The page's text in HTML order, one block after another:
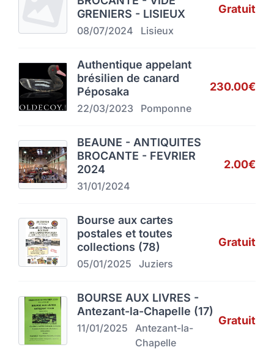
GRENIERS - LISIEUX
08/07/2024 Lisieux
Gratuit
Authentique appelant
brésilien de canard
Péposaka
22/03/2023 Pomponne
230.00€
BEAUNE - ANTIQUITES
BROCANTE - FEVRIER
2024
31/01/2024
2.00€
Bourse aux cartes
postales et toutes
collections (78)
05/01/2025 Juziers
Gratuit
BOURSE AUX LIVRES -
Antezant-la-Chapelle (17)
11/01/2025
Antezant-la-
Chapelle
Gratuit